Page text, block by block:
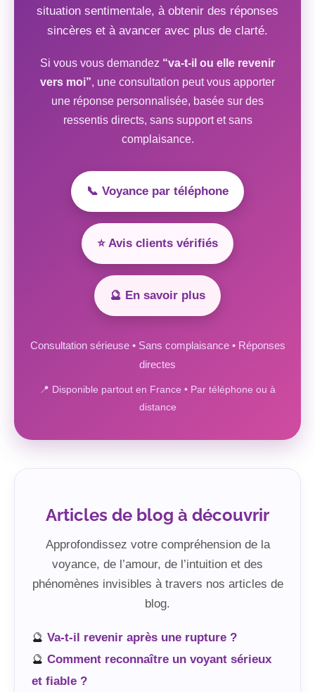
situation sentimentale, à obtenir des réponses
sincères et à avancer avec plus de clarté.
Si vous vous demandez “va-t-il ou elle revenir
vers moi”, une consultation peut vous apporter
une réponse personnalisée, basée sur des
ressentis directs, sans support et sans
complaisance.
📞 Voyance par téléphone
⭐ Avis clients vérifiés
🔮 En savoir plus
Consultation sérieuse • Sans complaisance • Réponses
directes
📍 Disponible partout en France • Par téléphone ou à
distance
Articles de blog à découvrir
Approfondissez votre compréhension de la
voyance, de l’amour, de l’intuition et des
phénomènes invisibles à travers nos articles de
blog.
🔮 Va-t-il revenir après une rupture ?
🔮 Comment reconnaître un voyant sérieux
et fiable ?